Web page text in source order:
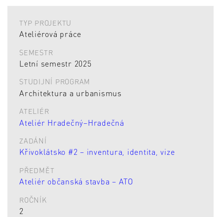
TYP PROJEKTU
Ateliérová práce
SEMESTR
Letní semestr 2025
STUDIJNÍ PROGRAM
Architektura a urbanismus
ATELIÉR
Ateliér Hradečný–Hradečná
ZADÁNÍ
Křivoklátsko #2 – inventura, identita, vize
PŘEDMĚT
Ateliér občanská stavba – ATO
ROČNÍK
2